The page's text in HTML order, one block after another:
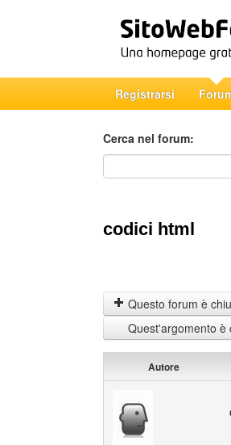
Registrarsi
Cerca nel forum:
Cerca nel forum
codici html
Questo forum è
Quest'argomento è
Autore